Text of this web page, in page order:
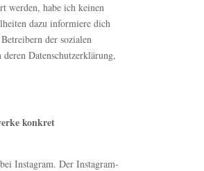
werden, habe ich keinen
dazu informiere dich
der sozialen
Datenschutzerklärung,
konkret
Instagram. Der Instagram-